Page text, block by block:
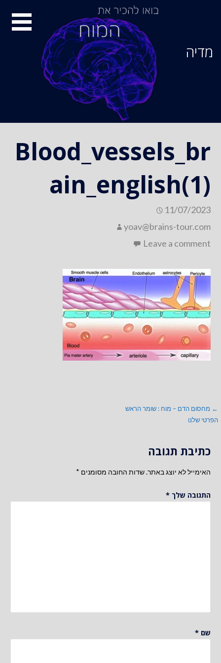
מדיה
Blood_vessels_br
ain_english(1)
11/07/2023
yoav@brains-tour.com
Leave a comment
ניווט
← מחסום הדם – מוח : שומר הראש
הפרטי שלנו
כתיבת תגובה
האימייל לא יוצג באתר.שדות החובה מסומנים *
התגובה שלך *
שם *